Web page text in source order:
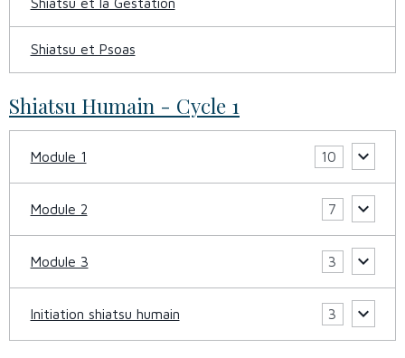
Shiatsu et Psoas
Shiatsu Humain - Cycle 1
Module 1 10
Module 2 7
Module 3 3
Initiation shiatsu humain 3